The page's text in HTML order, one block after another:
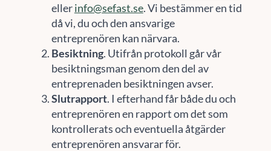
ellerinfo@sefast.se. Vi bestämmer en tid
då vi, du och den ansvarige
entreprenören kan närvara.
Besiktning. Utifrån protokoll går vår
besiktningsman genom den del av
entreprenaden besiktningen avser.
Slutrapport. I efterhand får både du och
entreprenören en rapport om det som
kontrollerats och eventuella åtgärder
entreprenören ansvarar för.